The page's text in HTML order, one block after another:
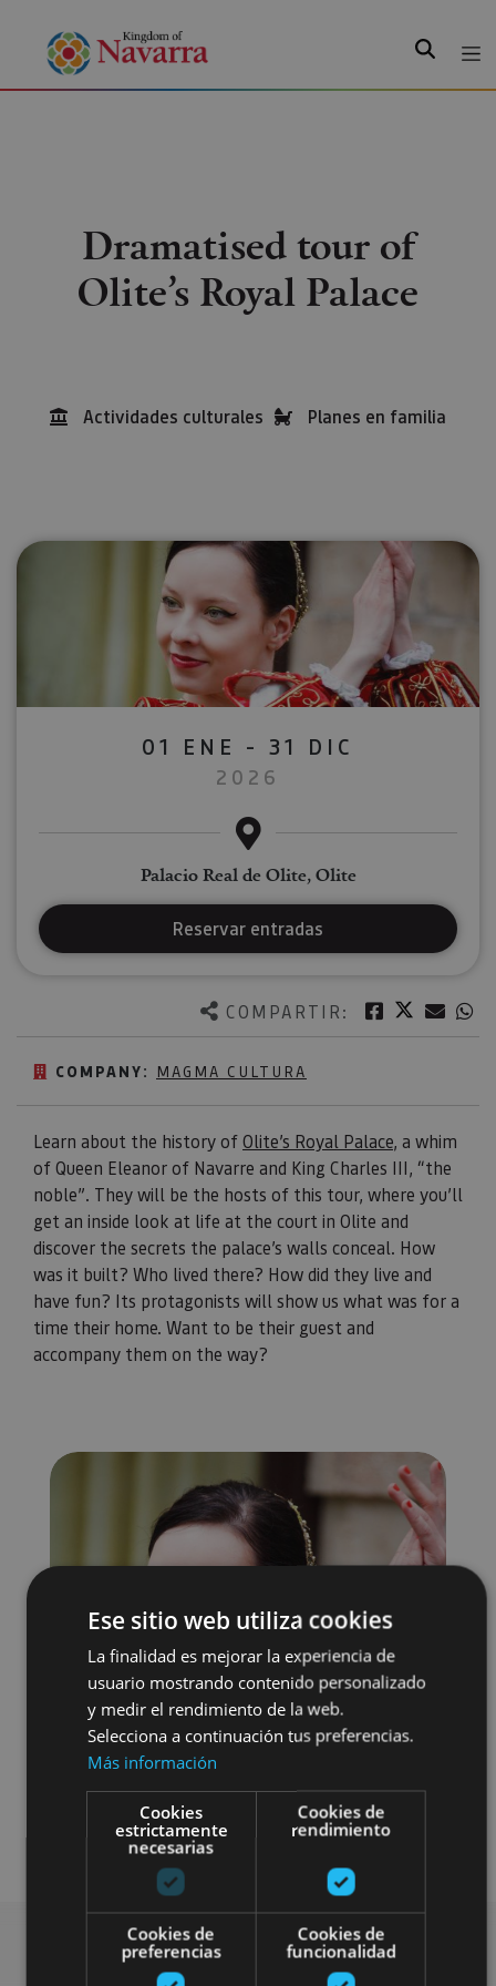
Search
Dramatised tour of
Olite’s Royal Palace
Actividades culturales Planes en familia
COMPARTIR: Facebook
Twitter
COMPANY: MAGMA CULTURA
Learn about the history ofOlite’s Royal Palace, a whim
of Queen Eleanor of Navarre and King Charles III, “the
noble”. They will be the hosts of this tour, where you’ll
get an inside look at life at the court in Olite and
discover the secrets the palace’s walls conceal. How
was it built? Who lived there? How did they live and
have fun? Its protagonists will show us what was for a
time their home. Want to be their guest and
accompany them on the way?
01 ENE - 31 DIC
2026
Palacio Real de Olite, Olite
Reservar entradas
Dramatised tours
Ese sitio web utiliza cookies
La finalidad es mejorar la experiencia de
usuario mostrando contenido personalizado
y medir el rendimiento de la web.
Selecciona a continuación tus preferencias.
Más información
Cookies
estrictamente
necesarias
Cookies de
rendimiento
Cookies de
preferencias
Cookies de
funcionalidad